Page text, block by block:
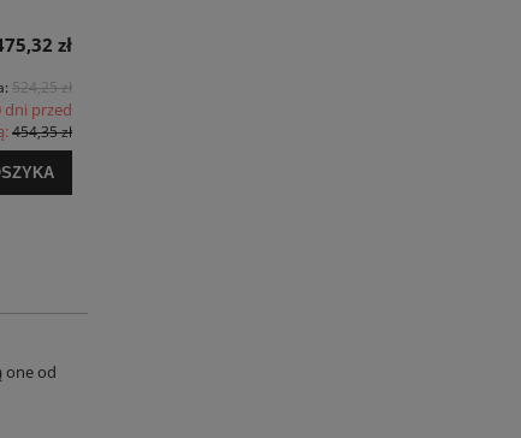
zł
524,25 zł
dni przed
454,35 zł
one od